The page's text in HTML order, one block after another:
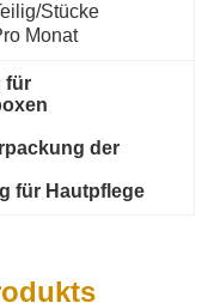
Stücke
Monat
für
der
für Hautpflege